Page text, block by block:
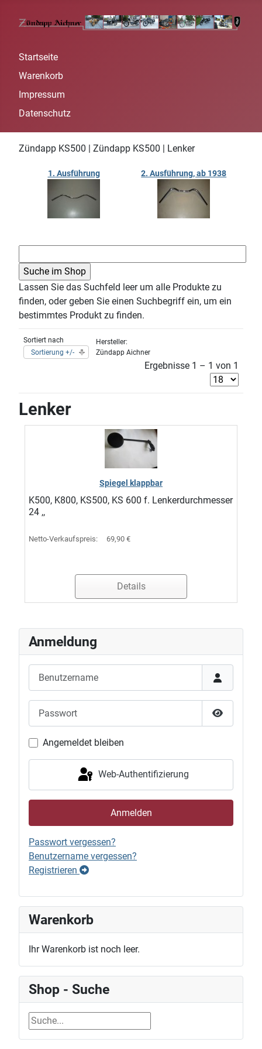
Startseite
Warenkorb
Impressum
Datenschutz
Zündapp KS500 | Zündapp KS500 | Lenker
1. Ausführung 2. Ausführung, ab 1938
Lassen Sie das Suchfeld leer um alle Produkte zu
finden, oder geben Sie einen Suchbegriff ein, um ein
bestimmtes Produkt zu finden.
Sortiert nach
Sortierung +/-
Hersteller:
Zündapp Aichner
Ergebnisse 1 – 1 von 1
Lenker
Spiegel klappbar
K500, K800, KS500, KS 600 f. Lenkerdurchmesser
24 ,,
Netto-Verkaufspreis: 69,90 €
Details
Anmeldung
Passwort
Angemeldet bleiben
Web-Authentifizierung
Anmelden
Passwort vergessen?
Benutzername vergessen?
Registrieren
Warenkorb
Ihr Warenkorb ist noch leer.
Shop - Suche